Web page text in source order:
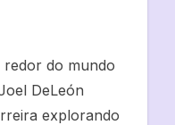
redor do mundo
DeLeón
explorando